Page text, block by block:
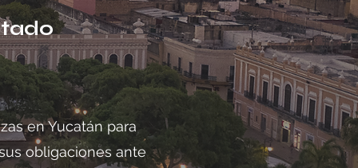
en Yucatán para
obligaciones ante